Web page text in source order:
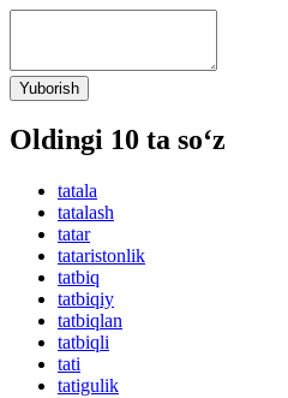
Yuborish
Oldingi 10 ta so‘z
tatala
tatalash
tatar
tataristonlik
tatbiq
tatbiqiy
tatbiqlan
tatbiqli
tati
tatigulik